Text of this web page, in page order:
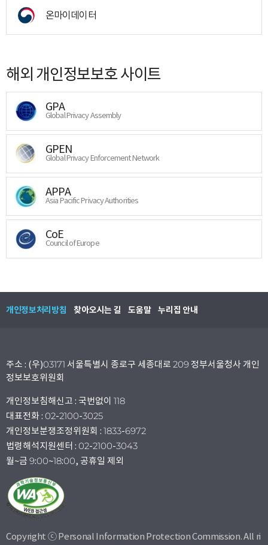
온마이데이터
해외 개인정보보호 사이트
GPA
Global Privacy Assembly
GPEN
Global Privacy Enforcement Network
APPA
Asia Pacific Privacy Authorities
CoE
Council of Europe
개인정보처리방침 찾아오시는 길 도움말 누리집 안내
주소 : (우)03171 서울특별시 종로구 세종대로 209 정부서울청사 개인
정보보호위원회
개인정보침해신고 : 국번없이 118
대표전화 : 02-2100-3025
개인정보분쟁조정위원회 : 1833-6972
법령해석지원센터 : 02-2100-3043
월~금 9:00~18:00, 공휴일 제외
Copyright ⓒ Personal Information Protection Commission. All ri